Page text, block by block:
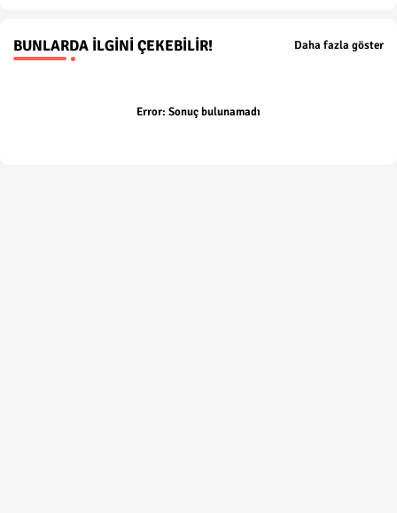
BUNLARDA İLGINI ÇEKEBILIR! Daha fazla göster
Error: Sonuç bulunamadı